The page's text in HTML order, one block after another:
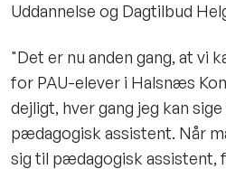
Uddannelse og Dagtilbud
"Det er nu anden gang, at vi
for PAU-elever i Halsnæs
dejligt, hver gang jeg kan
pædagogisk assistent. Når
sig til pædagogisk assistent,